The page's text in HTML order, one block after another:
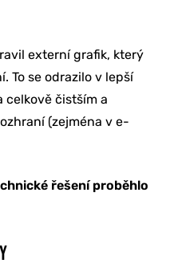
externí grafik, který
To se odrazilo v lepší
čistším a
(zejména v e-
řešení proběhlo